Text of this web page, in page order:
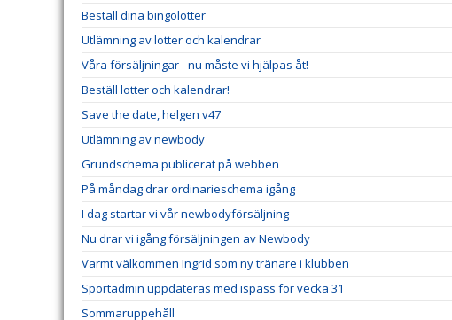
Beställ dina bingolotter
Utlämning av lotter och kalendrar
Våra försäljningar - nu måste vi hjälpas åt!
Beställ lotter och kalendrar!
Save the date, helgen v47
Utlämning av newbody
Grundschema publicerat på webben
På måndag drar ordinarieschema igång
I dag startar vi vår newbodyförsäljning
Nu drar vi igång försäljningen av Newbody
Varmt välkommen Ingrid som ny tränare i klubben
Sportadmin uppdateras med ispass för vecka 31
Sommaruppehåll